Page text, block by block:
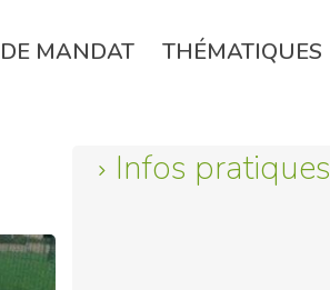
MANDAT THÉMATIQUES
Infos pratiques